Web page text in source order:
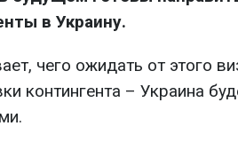
в Украину.
чего ожидать от этого
контингента – Украина